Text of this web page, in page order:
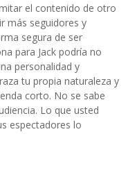
el contenido de otro
más seguidores y
segura de ser
para Jack podría no
personalidad y
tu propia naturaleza y
corto. No se sabe
Lo que usted
espectadores lo